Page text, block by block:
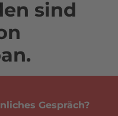
sind
Gespräch?